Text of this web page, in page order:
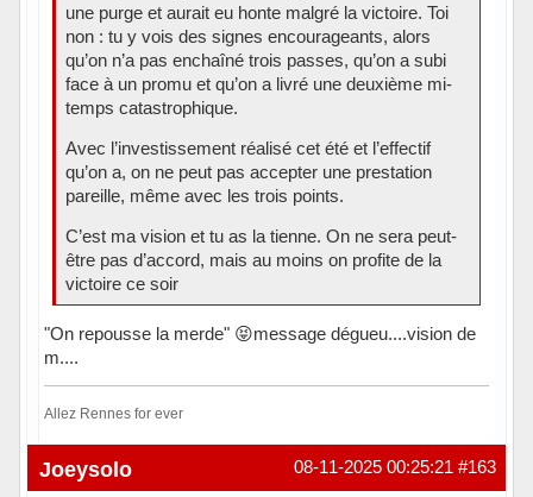
une purge et aurait eu honte malgré la victoire. Toi
non : tu y vois des signes encourageants, alors
qu’on n’a pas enchaîné trois passes, qu’on a subi
face à un promu et qu’on a livré une deuxième mi-
temps catastrophique.
Avec l’investissement réalisé cet été et l’effectif
qu’on a, on ne peut pas accepter une prestation
pareille, même avec les trois points.
C’est ma vision et tu as la tienne. On ne sera peut-
être pas d’accord, mais au moins on profite de la
victoire ce soir
"On repousse la merde" 😝message dégueu....vision de
m....
Allez Rennes for ever
Hors ligne #163
08-11-2025 00:25:21
Joeysolo